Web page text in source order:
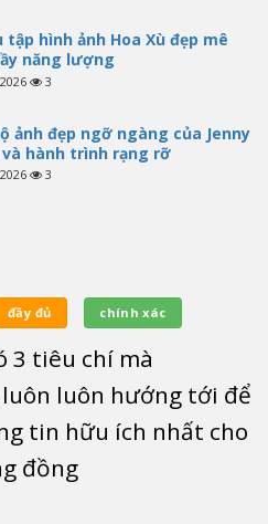
tập hình ảnh Hoa Xù đẹp mê
năng lượng
3
ảnh đẹp ngỡ ngàng của Jenny
và hành trình rạng rỡ
3
đầy đủ chính xác
3 tiêu chí mà
luôn hướng tới để
tin hữu ích nhất cho
đồng